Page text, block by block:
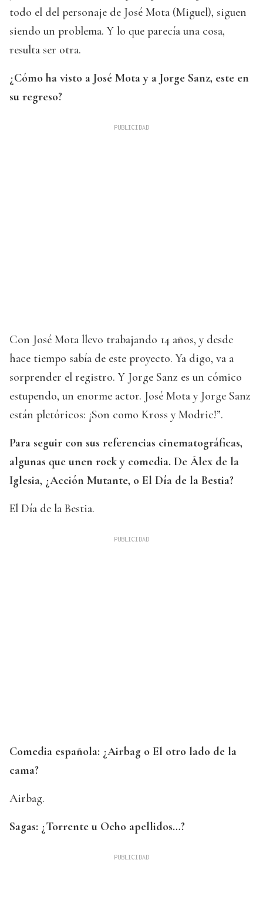
todo el del personaje de José Mota (Miguel), siguen
siendo un problema. Y lo que parecía una cosa,
resulta ser otra.
¿Cómo ha visto a José Mota y a Jorge Sanz, este en
su regreso?
Con José Mota llevo trabajando 14 años, y desde
hace tiempo sabía de este proyecto. Ya digo, va a
sorprender el registro. Y Jorge Sanz es un cómico
estupendo, un enorme actor. José Mota y Jorge Sanz
están pletóricos: ¡Son como Kross y Modric!”.
Para seguir con sus referencias cinematográficas,
algunas que unen rock y comedia. De Álex de la
Iglesia, ¿Acción Mutante, o El Día de la Bestia?
El Día de la Bestia.
Comedia española: ¿Airbag o El otro lado de la
cama?
Airbag.
Sagas: ¿Torrente u Ocho apellidos…?